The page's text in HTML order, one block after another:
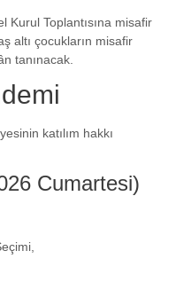
Kurul Toplantısına misafir
altı çocukların misafir
tanınacak.
katılım hakkı
Cumartesi)